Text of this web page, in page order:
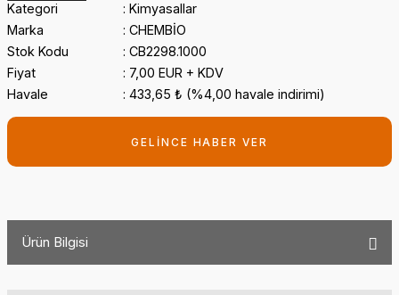
Kategori
Kimyasallar
Marka
CHEMBİO
Stok Kodu
CB2298.1000
Fiyat
7,00 EUR + KDV
Havale
433,65 ₺ (%4,00 havale indirimi)
GELİNCE HABER VER
Ürün Bilgisi